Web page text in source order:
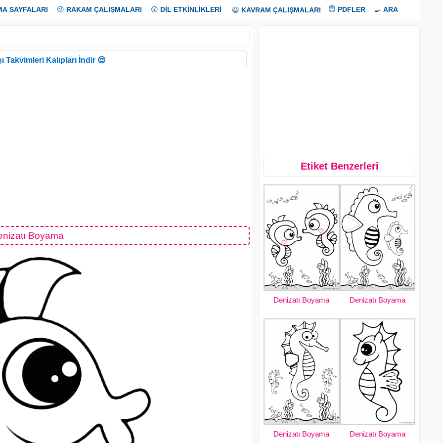
SAYFALARI 😜 RAKAM ÇALIŞMALARI 😲 DİL ETKİNLİKLERİ 😃 KAVRAM ÇALIŞMALARI 😇 PDFLER 🍳 ARA
Takvimleri Kalıpları İndir 😍
Boyama
Etiket Benzerleri
Denizatı Boyama Denizatı Boyama
Denizatı Boyama Denizatı Boyama